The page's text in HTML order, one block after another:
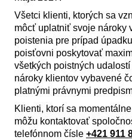
Všetci klienti, ktorých sa
môcť uplatniť svoje nároky
poistenia pre prípad
poisťovni poskytovať
všetkých poistných
nároky klientov vybavené
platnými právnymi
Klienti, ktorí sa
môžu kontaktovať
telefónnom čísle +421 911